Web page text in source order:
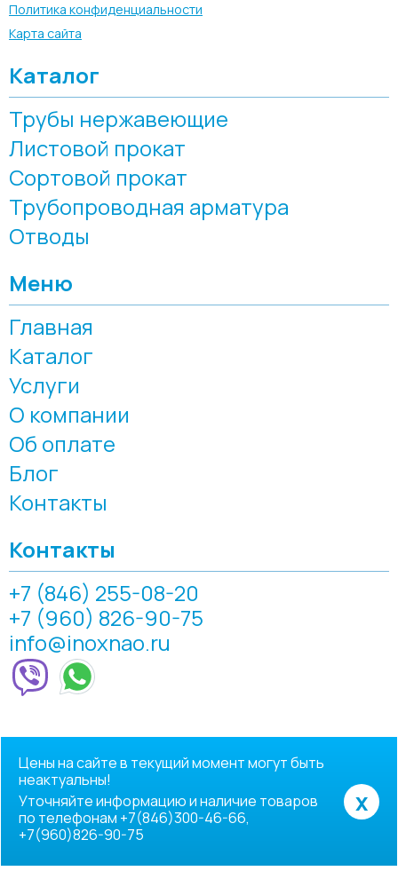
Политика конфиденциальности
Карта сайта
Каталог
Трубы нержавеющие
Листовой прокат
Сортовой прокат
Трубопроводная арматура
Отводы
Меню
Главная
Каталог
Услуги
О компании
Об оплате
Блог
Контакты
Контакты
+7 (846) 255-08-20
+7 (960) 826-90-75
info@inoxnao.ru
Цены на сайте в текущий момент могут быть
неактуальны!
Уточняйте информацию и наличие товаров
по телефонам +7(846)300-46-66,
+7(960)826-90-75
x